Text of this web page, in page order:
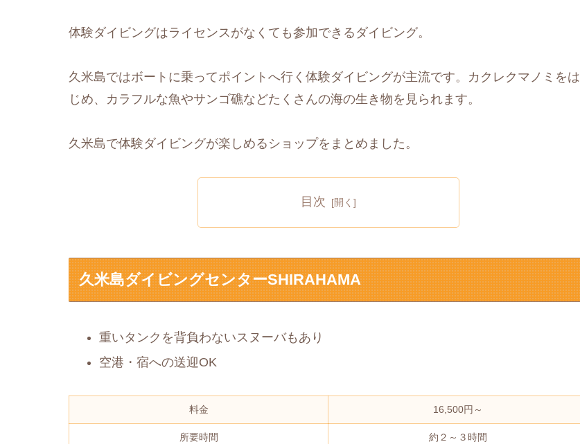
体験ダイビングはライセンスがなくても参加できるダイビング。
久米島ではボートに乗ってポイントへ行く体験ダイビングが主流です。カクレクマノミをは
じめ、カラフルな魚やサンゴ礁などたくさんの海の生き物を見られます。
久米島で体験ダイビングが楽しめるショップをまとめました。
目次
久米島ダイビングセンターSHIRAHAMA
重いタンクを背負わないスヌーバもあり
空港・宿への送迎OK
料金 16,500円～
所要時間 約２～３時間